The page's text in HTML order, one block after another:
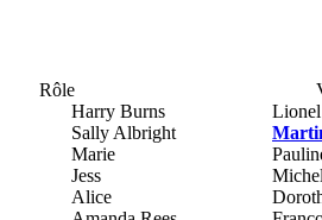
Rôle
Harry Burns
Sally Albright
Marie
Jess
Alice